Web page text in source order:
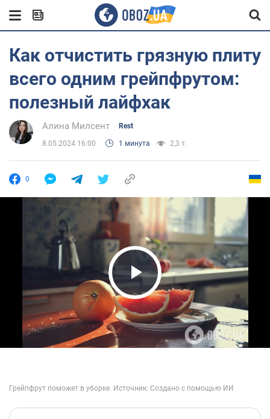
Как отчистить грязную плиту
всего одним грейпфрутом:
полезный лайфхак
Алина Милсент Rest
8.05.2024 16:00 1 минута 2,3 т.
0
Play Video